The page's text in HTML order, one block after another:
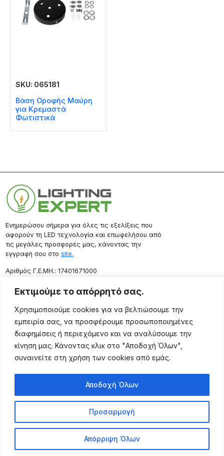
Εκτιμούμε το απόρρητό σας.
Χρησιμοποιούμε cookies για να βελτιώσουμε την
εμπειρία σας, να προσφέρουμε προσωποποιημένες
διαφημίσεις ή περιεχόμενο και να αναλύσουμε την
κίνηση μας. Κάνοντας κλικ στο "Αποδοχή Όλων",
συναινείτε στη χρήση των cookies από εμάς.
Προσαρμογή
Απόρριψη Όλων
Αποδοχή Όλων
SKU: 065181
Βάση Οροφής Μαύρη
για Κρεμαστά
Φωτιστικά
Ενημερώσου σήμερα για όλες τις εξελίξεις που
αφορούν τη LED τεχνολογία και επωφελήσου από
τις μεγάλες προσφορές μας, κάνοντας την
εγγραφή σου στο site.
Aριθμός Γ.Ε.ΜΗ.: 17401671000
Επικοινωνία
Ρόδου 133, Αθήνα 10443
(+30) 211 725 5427
sales@lightingexpert.gr
Χρήσιμες Σελίδες
Προϊόντα
Τρόποι Αποστολής